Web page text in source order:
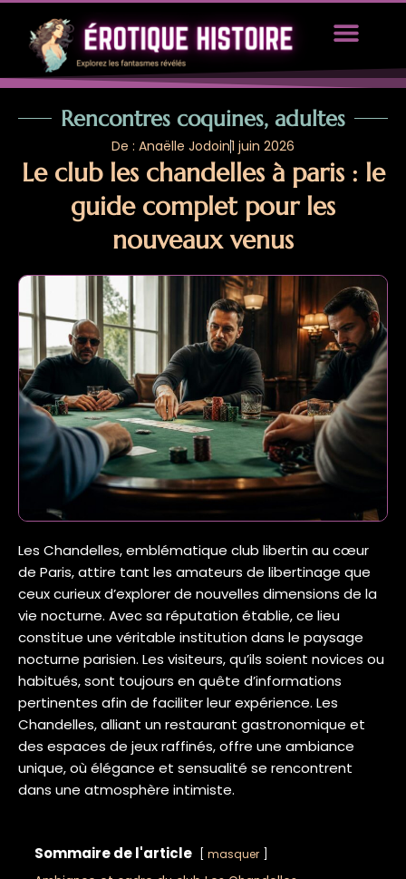
Rencontres coquines, adultes
De : Anaëlle Jodoin1 juin 2026
Le club les chandelles à paris : le
guide complet pour les
nouveaux venus
Les Chandelles, emblématique club libertin au cœur
de Paris, attire tant les amateurs de libertinage que
ceux curieux d’explorer de nouvelles dimensions de la
vie nocturne. Avec sa réputation établie, ce lieu
constitue une véritable institution dans le paysage
nocturne parisien. Les visiteurs, qu’ils soient novices ou
habitués, sont toujours en quête d’informations
pertinentes afin de faciliter leur expérience. Les
Chandelles, alliant un restaurant gastronomique et
des espaces de jeux raffinés, offre une ambiance
unique, où élégance et sensualité se rencontrent
dans une atmosphère intimiste.
Sommaire de l'article masquer